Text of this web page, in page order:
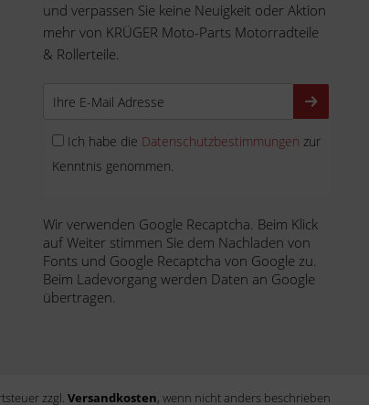
und verpassen Sie keine Neuigkeit oder Aktion
mehr von KRÜGER Moto-Parts Motorradteile
& Rollerteile.
Ich habe die Datenschutzbestimmungen zur
Kenntnis genommen.
Wir verwenden Google Recaptcha. Beim Klick
auf Weiter stimmen Sie dem Nachladen von
Fonts und Google Recaptcha von Google zu.
Beim Ladevorgang werden Daten an Google
übertragen.
zzgl. Versandkosten, wenn nicht anders beschrieben